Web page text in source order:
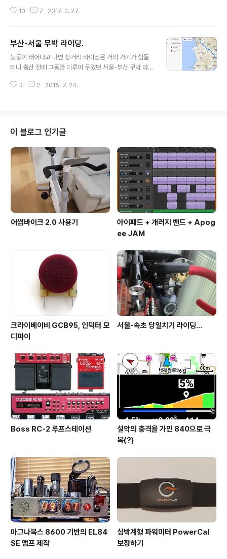
어서 한동안 와후 키커라는 비싼 스마트 로라를 사서 꽤 즐
러봐도 그나마 제일 비슷하게 생긴게 아내가 다이어트를
위해 얻어온 헬스 자전거, 숀리 엑스 바이크라고 하는 이름
을 가진 십몇만원 한다는 실내용 자전거입니다. 하지만, 아
능합니다. 때마침, 올해 시즌에 쓰려고 새로 산 페달형 파워
10 7 2017. 2. 27.
부산-서울 무박 라이딩.
늦둥이 태어나고 나면 장거리 라이딩은 거의 가기가 힘들
테니 출산 전에 그동안 미루어 두었던 서울-부산 무박 라이
많은 라이더들이 도전하는 라이딩이고, 업힐 위주가 아닌
다. "서울 부산 GPX" 이런 식으로 검색하면 수많은 서울-
부산 코스파일이 나옵니다만, 그 중에 아래의 기사가 생각
나서 션이 달렸던 기부 라이딩의 코스대로 달려보면 어떨
까 생각을 하게 되었습니다. (물론, "1억원 기부" 부분은 빼
고.. ^^) 션이 했던 라이딩의 코스파일을 구하다보니 함께
달렸던 치우천황님의 [..
3 2 2016. 7. 24.
이 블로그 인기글
어썸바이크 2.0 사용기
아이패드 + 개러지 밴드 + Apog
ee JAM
크라이베이비 GCB95, 인덕터 모
디파이
서울-속초 당일치기 라이딩...
Boss RC-2 루프스테이션
설악의 충격을 가민 840으로 극
복(?)
마그나복스 8600 기반의 EL84
SE 앰프 제작
심박계형 파워미터 PowerCal
보정하기